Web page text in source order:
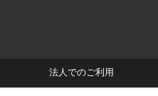
法人でのご利用